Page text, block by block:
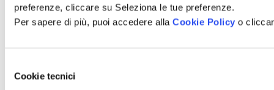
preferenze, cliccare su Seleziona le tue preferenze.
Per sapere di più, puoi accedere alla Cookie Policy o
delCookie tecnici
cioccolata calda Eraclea si fonde con il sapore avvolgente